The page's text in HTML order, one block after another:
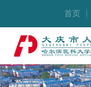
首页